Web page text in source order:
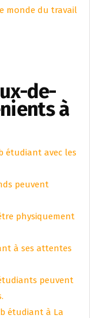
monde du travail
de-
à
étudiant avec les
peuvent
physiquement
à ses attentes
peuvent
étudiant à La